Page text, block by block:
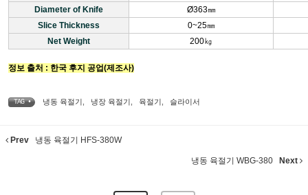
Diameter of Knife
Ø363㎜
Slice Thickness
0~25㎜
Net Weight
200㎏
정보 출처 : 한국 후지 공업(제조사)
TAG • 냉동 육절기 냉장 육절기 육절기 슬라이서
Prev 냉동 육절기 HFS-380W
냉동 육절기 WBG-380 Next